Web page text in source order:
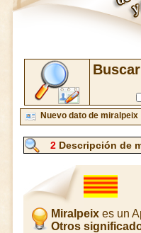
Buscar
Nuevo dato de miralpeix
2 Descripción de
Miralpeixes un
Otros